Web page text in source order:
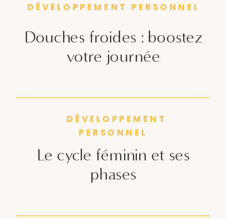
Douches froides : boostez
votre journée
DÉVELOPPEMENT PERSONNEL
Le cycle féminin et ses
phases
DÉVELOPPEMENT
PERSONNEL